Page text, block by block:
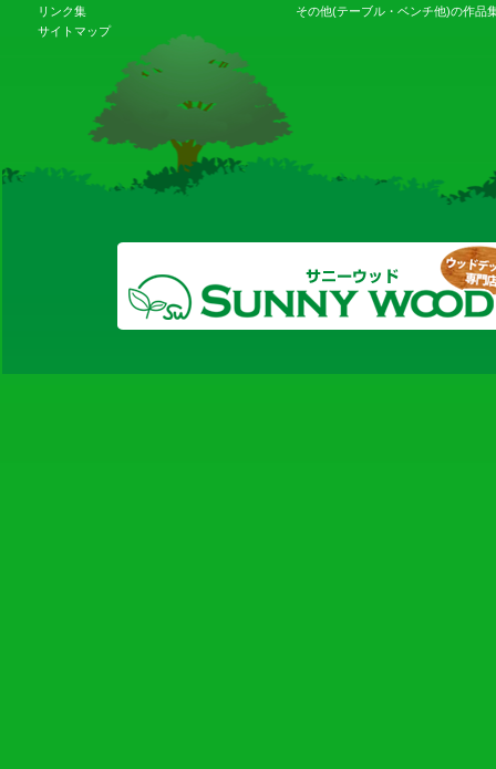
リンク集
サイトマップ
その他(テーブル・ベンチ他)の作品